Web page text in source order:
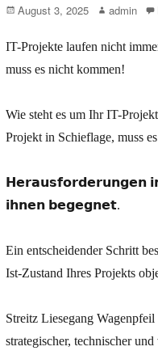
Posted
August 3, 2025 Author
admin
IT-Projekte laufen nicht
muss es nicht kommen!
Wie steht es um Ihr IT-
Projekt in Schieflage, muss
𝗛𝗲𝗿𝗮𝘂𝘀𝗳𝗼𝗿𝗱𝗲𝗿𝘂𝗻𝗴𝗲𝗻
𝗶𝗵𝗻𝗲𝗻 𝗯𝗲𝗴𝗲𝗴𝗻𝗲𝘁.
Ein entscheidender Schritt
Ist-Zustand Ihres Projekts
Streitz Liesegang
strategischer, technischer